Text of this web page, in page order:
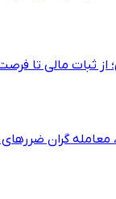
ثبات مالی تا
گران ضررهای